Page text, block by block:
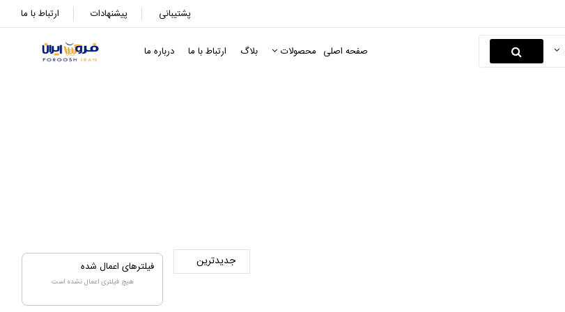
ارتباط با ما پیشنهادات پشتیبانی
صفحه اصلی محصولات بلاگ ارتباط با ما درباره ما
فیلترهای اعمال شده
هیچ فیلتری اعمال نشده است